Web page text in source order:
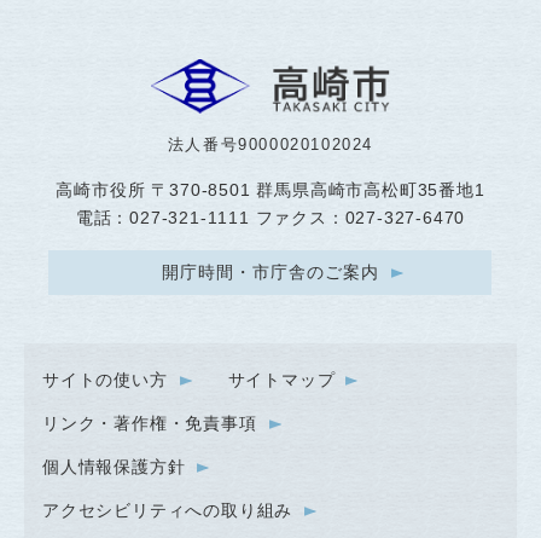
法人番号9000020102024
高崎市役所 〒370-8501 群馬県高崎市高松町35番地1
電話：027-321-1111 ファクス：027-327-6470
開庁時間・市庁舎のご案内
サイトの使い方 サイトマップ
リンク・著作権・免責事項
個人情報保護方針
アクセシビリティへの取り組み